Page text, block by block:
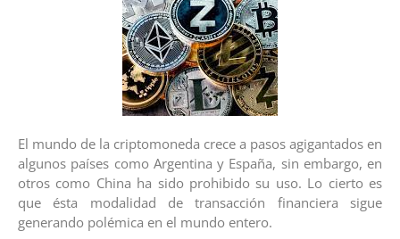
El mundo de la criptomoneda crece a pasos agigantados en
algunos países como Argentina y España, sin embargo, en
otros como China ha sido prohibido su uso. Lo cierto es
que ésta modalidad de transacción financiera sigue
generando polémica en el mundo entero.